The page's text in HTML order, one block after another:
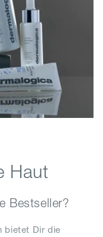
Haut
Bestseller?
bietet Dir die